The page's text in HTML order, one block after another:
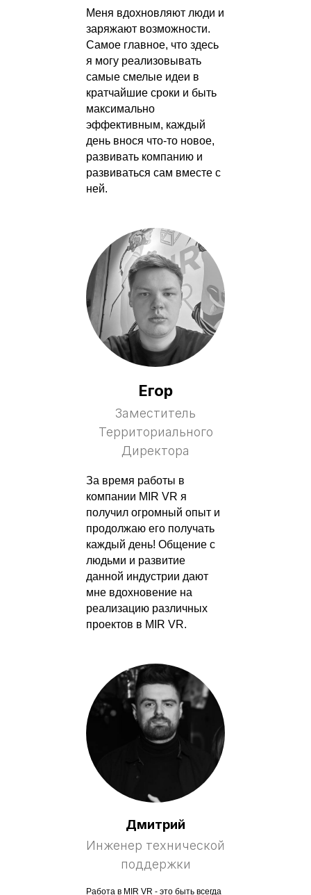
Меня вдохновляют люди и
заряжают возможности.
Самое главное, что здесь
я могу реализовывать
самые смелые идеи в
кратчайшие сроки и быть
максимально
эффективным, каждый
день внося что-то новое,
развивать компанию и
развиваться сам вместе с
ней.
Егор
Заместитель
Территориального
Директора
За время работы в
компании MIR VR я
получил огромный опыт и
продолжаю его получать
каждый день! Общение с
людьми и развитие
данной индустрии дают
мне вдохновение на
реализацию различных
проектов в MIR VR.
Дмитрий
Инженер технической
поддержки
Работа в MIR VR - это быть всегда